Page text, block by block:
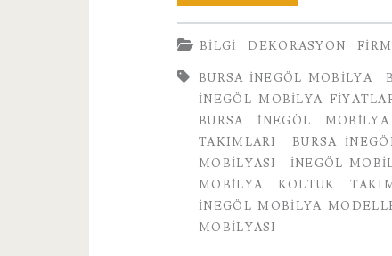
İnegöl
Mobilya
Vadi
Firması
BILGI DEKORASYON
BURSA INEGÖL MOBILYA
İNEGÖL MOBILYA
BURSA İNEGÖL
TAKIMLARI
BURSA
MOBILYASI
INEGÖL
MOBILYA KOLTUK
İNEGÖL MOBILYA
MOBILYASI